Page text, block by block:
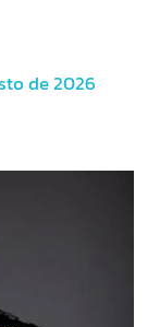
de 2026